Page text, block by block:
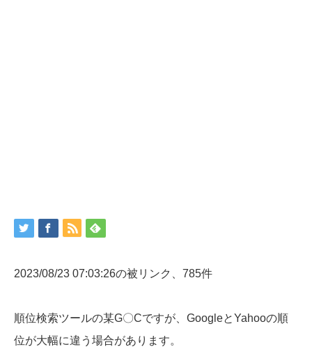
2023/08/23 07:03:26の被リンク、785件
順位検索ツールの某G〇Cですが、GoogleとYahooの順
位が大幅に違う場合があります。